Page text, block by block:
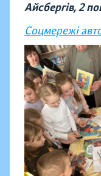
Айсбергів, 2
Соцмережі